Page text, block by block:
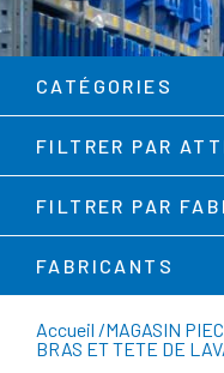
Accueil /MAGASIN
BRAS ET TETE DE
CATÉGORIES
FILTRER PAR
FILTRER PAR
FABRICANTS